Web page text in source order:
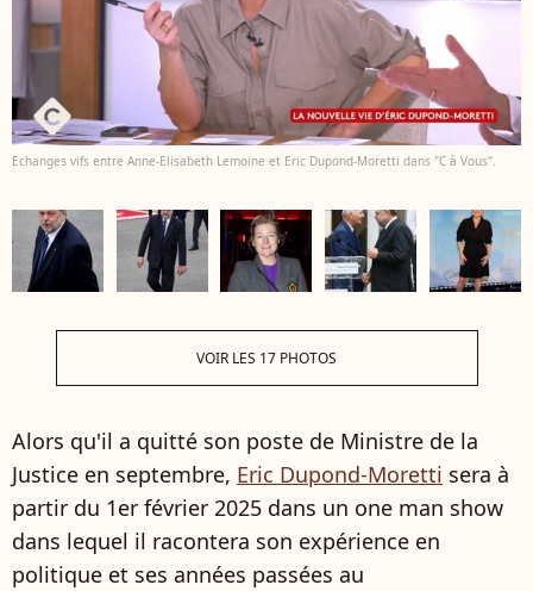
Echanges vifs entre Anne-Elisabeth Lemoine et Eric Dupond-Moretti dans "C à Vous".
VOIR LES 17 PHOTOS
Alors qu'il a quitté son poste de Ministre de la
Justice en septembre, Eric Dupond-Moretti sera à
partir du 1er février 2025 dans un one man show
dans lequel il racontera son expérience en
politique et ses années passées au